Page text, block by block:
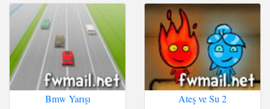
Bmw Yarışı Ateş ve Su 2